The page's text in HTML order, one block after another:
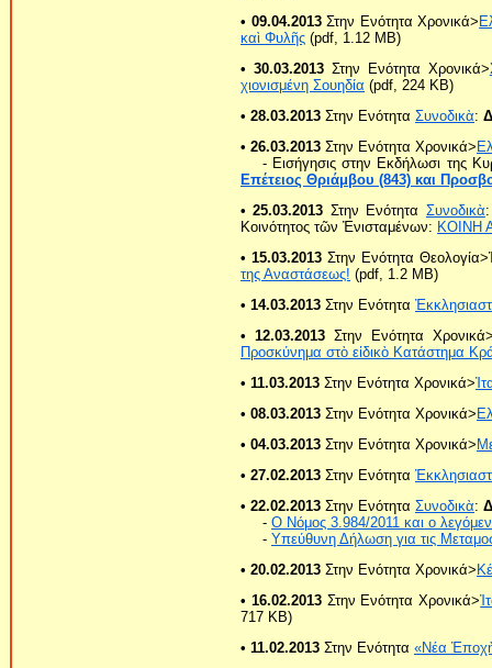
• 09.04.2013Στην Ενότητα Χρονικά>
καὶ Φυλῆς (pdf, 1.12 MB)
• 30.03.2013Στην Ενότητα Χρονικά>
χιονισμένη Σουηδία (pdf, 224 ΚB)
• 28.03.2013 Στην Ενότητα Συνοδικὰ:
• 26.03.2013 Στην Ενότητα Χρονικά>
- Εισήγησις στην Εκδήλωσι της
Επέτειος Θριάμβου (843) και
• 25.03.2013 Στην Ενότητα Συνοδικὰ
Κοινότητος τῶν Ἐνισταμένων: ΚΟΙΝΗ
• 15.03.2013 Στην Ενότητα
της Αναστάσεως! (pdf, 1.2 MB)
• 14.03.2013 Στην Ενότητα
• 12.03.2013 Στην Ενότητα
Προσκύνημα στὸ εἰδικὸ Κατάστημα
• 11.03.2013 Στην Ενότητα Χρονικά>
• 08.03.2013 Στην Ενότητα Χρονικά>
• 04.03.2013 Στην Ενότητα Χρονικά>
• 27.02.2013 Στην Ενότητα
• 22.02.2013 Στην Ενότητα Συνοδικὰ:
- Ο Νόμος 3.984/2011 και ο
- Υπεύθυνη Δήλωση για τις
• 20.02.2013 Στην Ενότητα Χρονικά>
• 16.02.2013Στην Ενότητα Χρονικά>
717 KB)
• 11.02.2013 Στην Ενότητα «Νέα